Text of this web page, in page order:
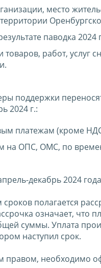
место
паводка 2024
товаров, работ, услуг
поддержки
2024 г.:
платежам (кроме
на ОПС, ОМС, по
декабрь 2024
полагается
означает, что
суммы. Уплата
наступил срок.
правом, необходимо